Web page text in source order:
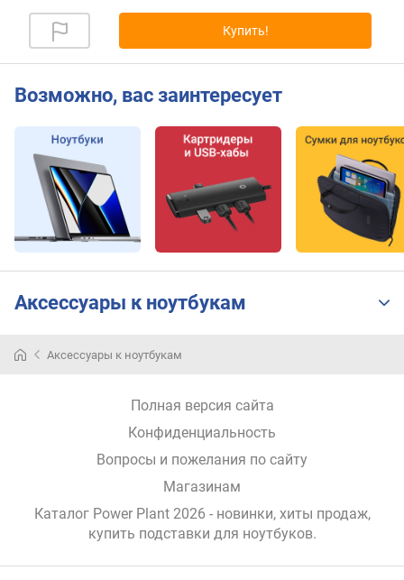
о
а
т
д
о
а
в
л
е
н
и
я
п
к
у
Купить!
Возможно, вас заинтересует
Аксессуары к ноутбукам
Аксессуары к ноутбукам
Полная версия сайта
Конфиденциальность
Вопросы и пожелания по сайту
Магазинам
Каталог Power Plant 2026 - новинки, хиты продаж,
купить подставки для ноутбуков.